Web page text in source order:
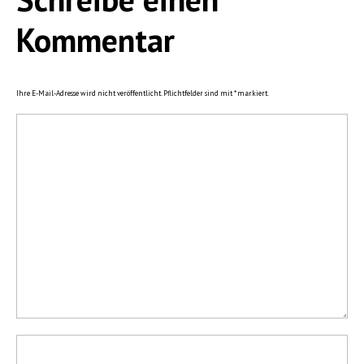
Kommentar
Ihre E-Mail-Adresse wird nicht veröffentlicht. Pflichtfelder sind mit*markiert.